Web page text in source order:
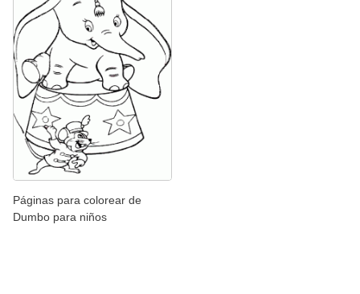
Páginas para colorear de
Dumbo para niños